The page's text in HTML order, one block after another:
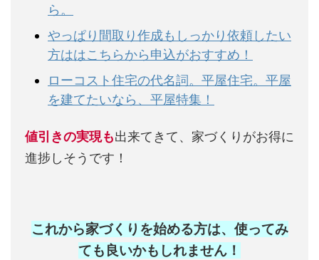
ら。
やっぱり間取り作成もしっかり依頼したい
方ははこちらから申込がおすすめ！
ローコスト住宅の代名詞。平屋住宅。平屋
を建てたいなら、平屋特集！
値引きの実現も出来てきて、家づくりがお得に
進捗しそうです！
これから家づくりを始める方は、使ってみ
ても良いかもしれません ！